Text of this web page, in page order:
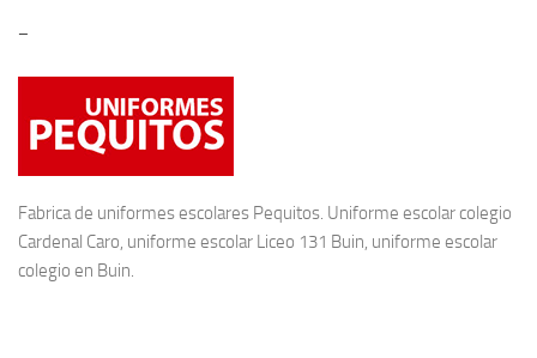
–
Fabrica de uniformes escolares Pequitos. Uniforme escolar colegio
Cardenal Caro, uniforme escolar Liceo 131 Buin, uniforme escolar
colegio en Buin.